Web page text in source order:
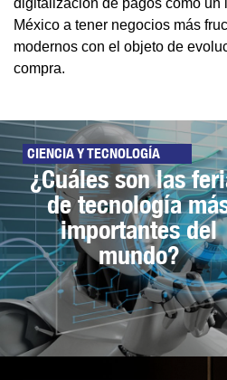
digitalización de pagos como un
México a tener negocios más
modernos con el objeto de
compra.
CIENCIA Y TECNOLOGÍA
¿Cuáles son las
de tecnología
importantes del
mundo?